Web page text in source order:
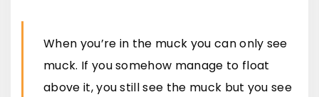
When you’re in the muck you can only see
muck. If you somehow manage to float
above it, you still see the muck but you see